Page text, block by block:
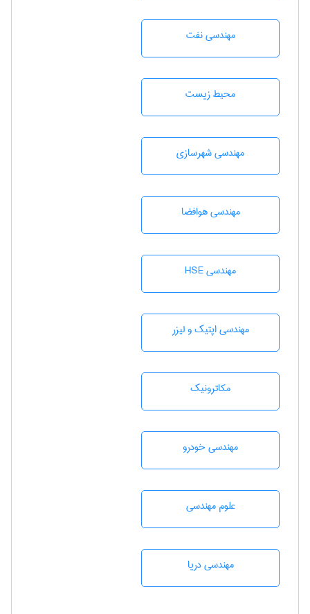
مهندسی نفت
محيط زيست
مهندسی شهرسازی
مهندسی هوافضا
مهندسی HSE
مهندسی اپتیک و لیزر
مکاترونیک
مهندسی خودرو
علوم مهندسی
مهندسی دریا